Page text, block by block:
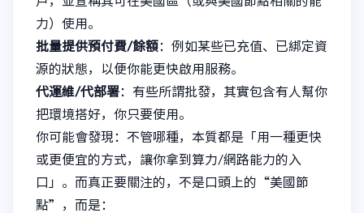
力）使用。
批量提供預付費/餘額：例如某些已充值、已綁定資
源的狀態，以便你能更快啟用服務。
代運維/代部署：有些所謂批發，其實包含有人幫你
把環境搭好，你只要使用。
你可能會發現：不管哪種，本質都是「用一種更快
或更便宜的方式，讓你拿到算力/網路能力的入
口」。而真正要關注的，不是口頭上的“美國節
點”，而是：